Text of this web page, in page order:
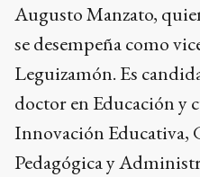
Augusto Manzato,
se desempeña como
Leguizamón. Es
doctor en Educación y
Innovación Educativa,
Pedagógica y